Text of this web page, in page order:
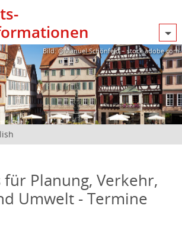
Bild: @Manuel Schönfeld – stock.adobe.com
für Planung, Verkehr,
Umwelt - Termine